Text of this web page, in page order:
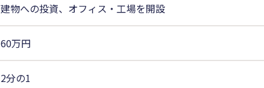
建物への投資、オフィス・工場を開設
60万円
2分の1